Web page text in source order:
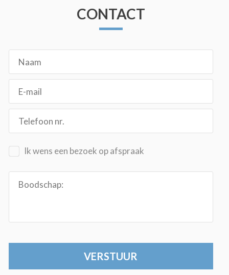
CONTACT
Ik wens een bezoek op afspraak